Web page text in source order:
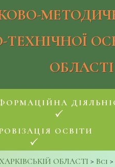
ОБЛАСТІ
ОСВІТИ
ОБЛАСТІ > Всі >